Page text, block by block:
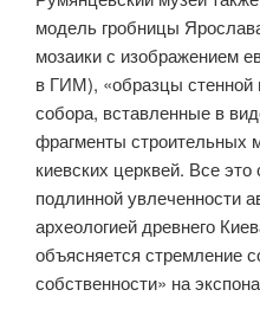
модель гробницы
мозаики с изображением
в ГИМ), «образцы стенной
собора, вставленные в
фрагменты строительных
киевских церквей. Все это
подлинной увлеченности
археологией древнего
объясняется стремление
собственности» на